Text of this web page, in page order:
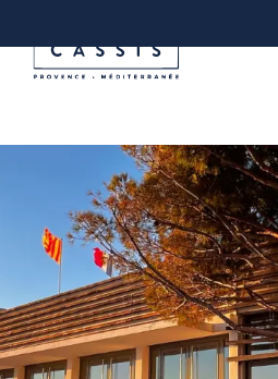
contenu